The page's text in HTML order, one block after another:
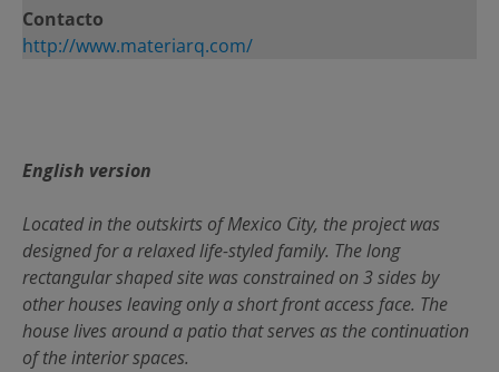
Contacto
http://www.materiarq.com/
English version
Located in the outskirts of Mexico City, the project was
designed for a relaxed life-styled family. The long
rectangular shaped site was constrained on 3 sides by
other houses leaving only a short front access face. The
house lives around a patio that serves as the continuation
of the interior spaces.